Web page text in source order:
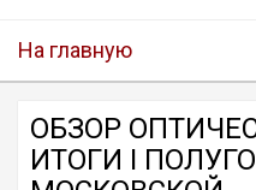
На главную
ОБЗОР
ИТОГИ I